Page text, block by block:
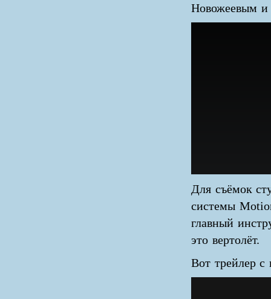
Новожеевым и
Для съёмок
системы
главный
это вертолёт.
Вот трейлер с